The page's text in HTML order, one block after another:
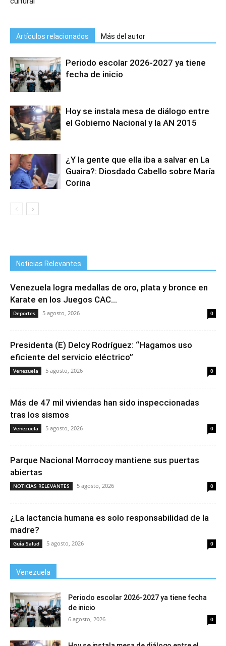
Artículos relacionados Más del autor
Periodo escolar 2026-2027 ya tiene
fecha de inicio
Hoy se instala mesa de diálogo entre
el Gobierno Nacional y la AN 2015
¿Y la gente que ella iba a salvar en La
Guaira?: Diosdado Cabello sobre María
Corina
Noticias Relevantes
Venezuela logra medallas de oro, plata y bronce en
Karate en los Juegos CAC...
Deportes 5 agosto, 2026 0
Presidenta (E) Delcy Rodríguez: “Hagamos uso
eficiente del servicio eléctrico”
Venezuela 5 agosto, 2026 0
Más de 47 mil viviendas han sido inspeccionadas
tras los sismos
Venezuela 5 agosto, 2026 0
Parque Nacional Morrocoy mantiene sus puertas
abiertas
NOTICIAS RELEVANTES 5 agosto, 2026 0
¿La lactancia humana es solo responsabilidad de la
madre?
Guía Salud 5 agosto, 2026 0
Venezuela
Periodo escolar 2026-2027 ya tiene fecha
de inicio
6 agosto, 2026 0